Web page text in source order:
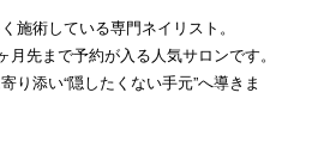
施術している専門ネイリスト。
月先まで予約が入る人気サロンです。
り添い“隠したくない手元”へ導きま